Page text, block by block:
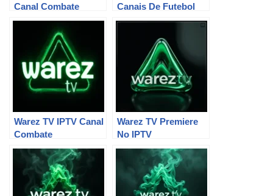
Canal Combate
Canais De Futebol
Warez TV IPTV Canal
Combate
Warez TV Premiere
No IPTV